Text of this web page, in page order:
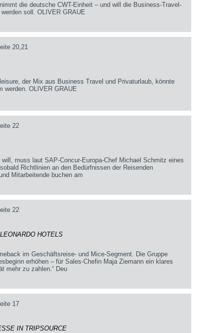
die deutsche CWT-Einheit – und will die Business-Travel-
soll. OLIVER GRAUE
20,21
der Mix aus Business Travel und Privaturlaub, könnte
werden. OLIVER GRAUE
22
muss laut SAP-Concur-Europa-Chef Michael Schmitz eines
Richtlinien an den Bedürfnissen der Reisenden
Mitarbeitende buchen am
22
HOTELS
im Geschäftsreise- und Mice-Segment. Die Gruppe
erhöhen – für Sales-Chefin Maja Ziemann ein klares
mehr zu zahlen.“ Deu
17
IN TRIPSOURCE